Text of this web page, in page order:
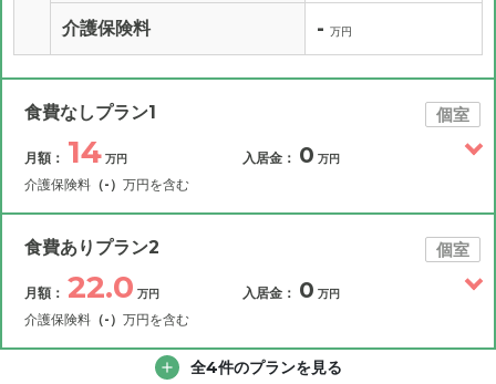
介護保険料 - 万円
食費なしプラン1 個室
月額： 14 万円
介護保険料 （-） 万円を含む
入居金： 0 万円
月額費用
食費ありプラン2 個室
月額： 22.0 万円
介護保険料 （-） 万円を含む
入居金： 0 万円
入居金
その他費用
補足情報
全4件のプランを見る